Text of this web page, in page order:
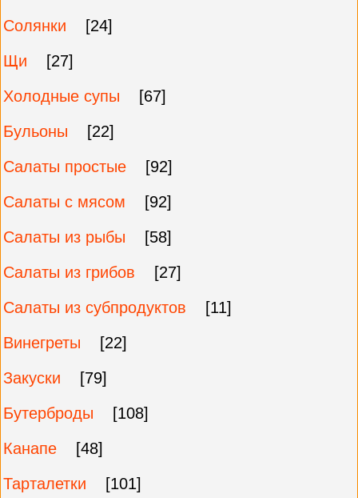
Солянки
[24]
Щи
[27]
Холодные супы
[67]
Бульоны
[22]
Салаты простые
[92]
Салаты с мясом
[92]
Салаты из рыбы
[58]
Салаты из грибов
[27]
Салаты из субпродуктов
[11]
Винегреты
[22]
Закуски
[79]
Бутерброды
[108]
Канапе
[48]
Тарталетки
[101]